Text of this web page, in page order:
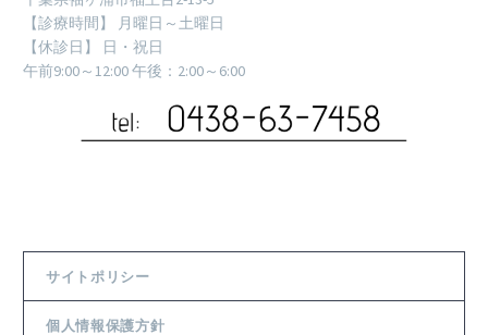
【診療時間】 月曜日～土曜日
【休診日】 日・祝日
午前9:00～12:00 午後：2:00～6:00
サイトポリシー
個人情報保護方針